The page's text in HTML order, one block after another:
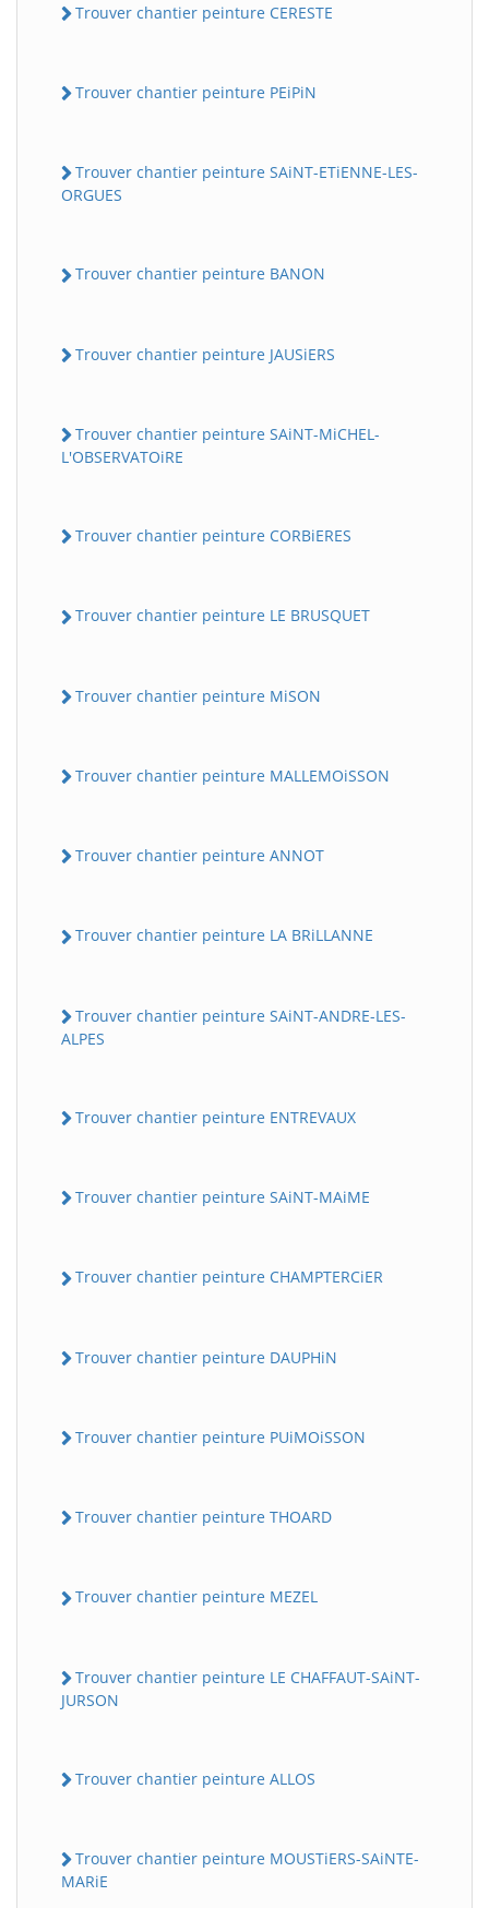
Trouver chantier peinture CERESTE
Trouver chantier peinture PEiPiN
Trouver chantier peinture SAiNT-ETiENNE-LES-
ORGUES
Trouver chantier peinture BANON
Trouver chantier peinture JAUSiERS
Trouver chantier peinture SAiNT-MiCHEL-
L'OBSERVATOiRE
Trouver chantier peinture CORBiERES
Trouver chantier peinture LE BRUSQUET
Trouver chantier peinture MiSON
Trouver chantier peinture MALLEMOiSSON
Trouver chantier peinture ANNOT
Trouver chantier peinture LA BRiLLANNE
Trouver chantier peinture SAiNT-ANDRE-LES-
ALPES
Trouver chantier peinture ENTREVAUX
Trouver chantier peinture SAiNT-MAiME
Trouver chantier peinture CHAMPTERCiER
Trouver chantier peinture DAUPHiN
Trouver chantier peinture PUiMOiSSON
Trouver chantier peinture THOARD
Trouver chantier peinture MEZEL
Trouver chantier peinture LE CHAFFAUT-SAiNT-
JURSON
Trouver chantier peinture ALLOS
Trouver chantier peinture MOUSTiERS-SAiNTE-
MARiE